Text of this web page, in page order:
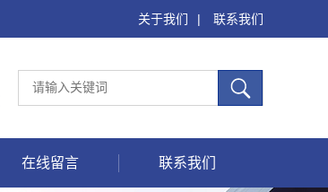
关于我们 | 联系我们
在线留言 联系我们